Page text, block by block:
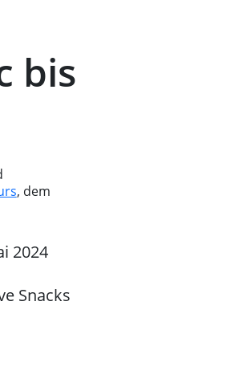
bis
, dem
2024
Snacks